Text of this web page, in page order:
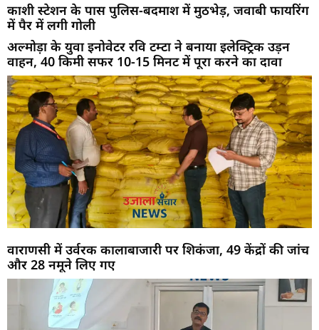
काशी स्टेशन के पास पुलिस-बदमाश में मुठभेड़, जवाबी फायरिंग
में पैर में लगी गोली
अल्मोड़ा के युवा इनोवेटर रवि टम्टा ने बनाया इलेक्ट्रिक उड़न
वाहन, 40 किमी सफर 10-15 मिनट में पूरा करने का दावा
वाराणसी में उर्वरक कालाबाजारी पर शिकंजा, 49 केंद्रों की जांच
और 28 नमूने लिए गए